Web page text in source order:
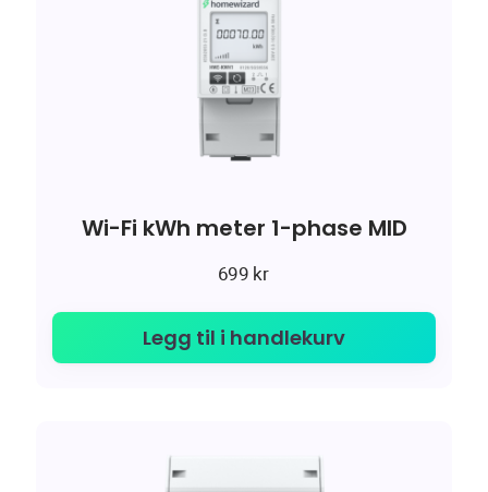
Wi-Fi kWh meter 1-phase MID
699 kr
Legg til i handlekurv